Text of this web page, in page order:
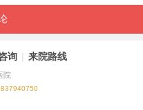
的。
询 | 来院路线
院